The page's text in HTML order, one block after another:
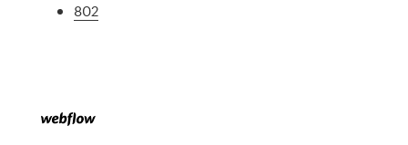
802